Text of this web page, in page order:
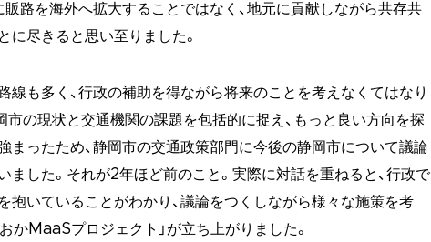
販路を海外へ拡大することではなく、地元に貢献しながら共存共
に尽きると思い至りました。
線も多く、行政の補助を得ながら将来のことを考えなくてはなり
市の現状と交通機関の課題を包括的に捉え、もっと良い方向を探
まったため、静岡市の交通政策部門に今後の静岡市について議論
ました。それが2年ほど前のこと。実際に対話を重ねると、行政で
抱いていることがわかり、議論をつくしながら様々な施策を考
おかMaaSプロジェクト」が立ち上がりました。